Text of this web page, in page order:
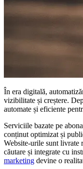
În era digitală,
vizibilitate și creștere.
automate și eficiente
Serviciile bazate pe
conținut optimizat și
Website-urile sunt livrate
căutare și integrate cu
marketing devine o